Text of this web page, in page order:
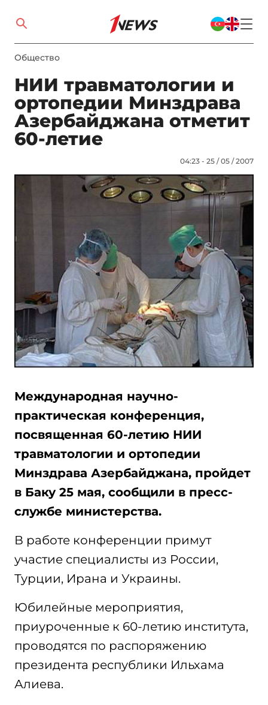
Общество
НИИ травматологии и
ортопедии Минздрава
Азербайджана отметит
60-летие
04:23 - 25 / 05 / 2007
Международная научно-
практическая конференция,
посвященная 60-летию НИИ
травматологии и ортопедии
Минздрава Азербайджана, пройдет
в Баку 25 мая, сообщили в пресс-
службе министерства.
В работе конференции примут
участие специалисты из России,
Турции, Ирана и Украины.
Юбилейные мероприятия,
приуроченные к 60-летию института,
проводятся по распоряжению
президента республики Ильхама
Алиева.